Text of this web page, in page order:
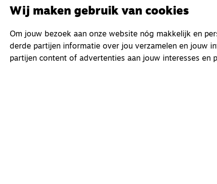
Wij maken gebruik van cookies
Om jouw bezoek aan onze website nóg makkelijk en
derde partijen informatie over jou verzamelen en jouw
partijen content of advertenties aan jouw interesses en